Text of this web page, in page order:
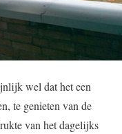
wel dat het een
te genieten van de
van het dagelijks